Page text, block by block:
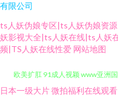
有限公司
ts人妖伪娘专区|ts人妖伪娘资
妖影视大全|ts人妖在线|ts人妖
频|TS人妖在线性爱 网站地图
91超碰com 91夫妻原创久久 女
日本一级大片微拍福利在线观看